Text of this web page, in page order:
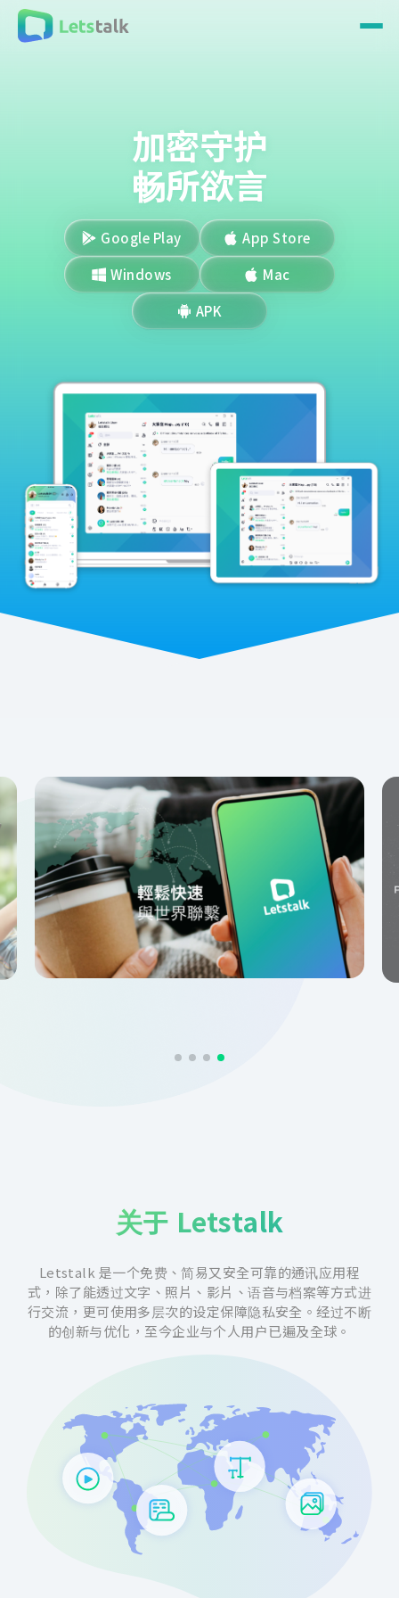
加密守护
畅所欲言
Google Play
App Store
Windows
Mac
APK
关于 Letstalk
Letstalk 是一个免费、简易又安全可靠的通讯应用程
式，除了能透过文字、照片、影片、语音与档案等方式进
行交流，更可使用多层次的设定保障隐私安全。经过不断
的创新与优化，至今企业与个人用户已遍及全球。